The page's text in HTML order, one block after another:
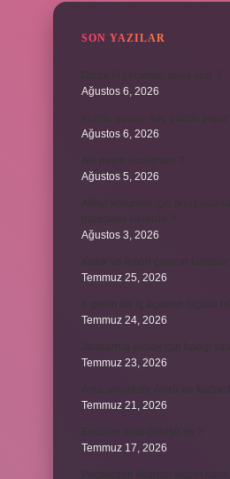
SON YAZILAR
Ağustos 6, 2026
Ağustos 6, 2026
Ağustos 5, 2026
Ağustos 3, 2026
Temmuz 25, 2026
Temmuz 24, 2026
Temmuz 23, 2026
Temmuz 21, 2026
Temmuz 17, 2026